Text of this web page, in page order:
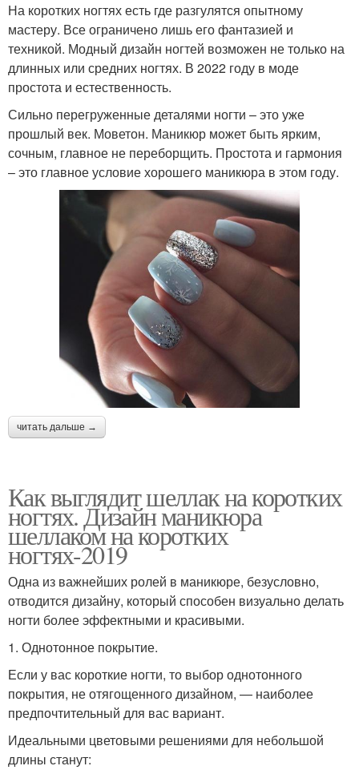
На коротких ногтях есть где разгулятся опытному
мастеру. Все ограничено лишь его фантазией и
техникой. Модный дизайн ногтей возможен не только на
длинных или средних ногтях. В 2022 году в моде
простота и естественность.
Сильно перегруженные деталями ногти – это уже
прошлый век. Моветон. Маникюр может быть ярким,
сочным, главное не переборщить. Простота и гармония
– это главное условие хорошего маникюра в этом году.
читать дальше →
Как выглядит шеллак на коротких
ногтях. Дизайн маникюра
шеллаком на коротких
ногтях-2019
Одна из важнейших ролей в маникюре, безусловно,
отводится дизайну, который способен визуально делать
ногти более эффектными и красивыми.
1. Однотонное покрытие.
Если у вас короткие ногти, то выбор однотонного
покрытия, не отягощенного дизайном, — наиболее
предпочтительный для вас вариант.
Идеальными цветовыми решениями для небольшой
длины станут: